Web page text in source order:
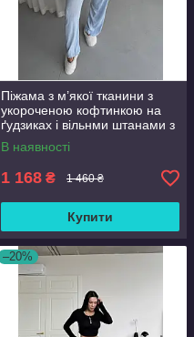
Піжама з м’якої тканини з
укороченою кофтинкою на
ґудзиках і вільнми штанами з
еластичним поясом, L
В наявності
1 168 ₴ 1 460 ₴
Купити
–20%